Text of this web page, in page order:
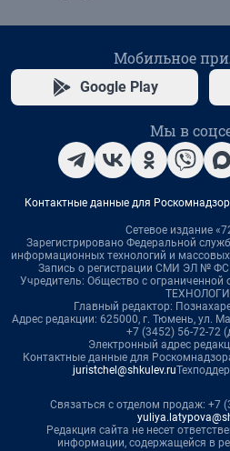
Мобильное
Google Play
Мы в
Контактные данные для
Сетевое издание
Зарегистрировано Федеральной
информационных технологий и
Запись о регистрации СМИ ЭЛ № ФС
Учредитель: Общество с
Главный редактор:
Адрес редакции: 625000, г. Тюмень, ул.
+7 (3452) 56-72-72
Электронный адрес
Контактные данные для
juristchel@shkulev.ru
Связаться с отделом продаж: +7
Редакция сайта не несет
информации, содержащейся в